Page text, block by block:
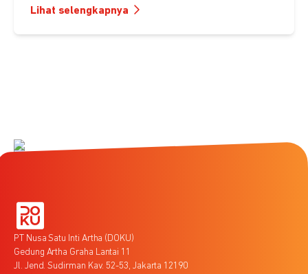
Lihat selengkapnya
PT Nusa Satu Inti Artha (DOKU)
Gedung Artha Graha Lantai 11
Jl. Jend. Sudirman Kav. 52-53, Jakarta 12190